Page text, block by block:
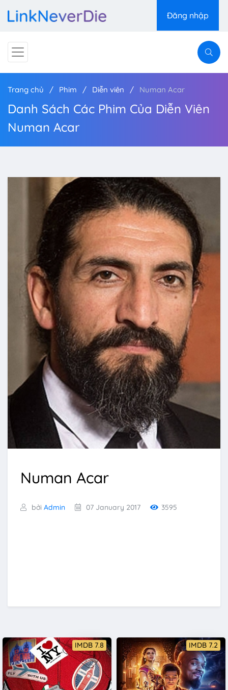
Đăng nhập
Trang chủ Phim Diễn viên Numan Acar
Danh Sách Các Phim Của Diễn Viên
Numan Acar
Numan Acar
bởi Admin 07 January 2017 3595
IMDB 7.8 IMDB 7.2